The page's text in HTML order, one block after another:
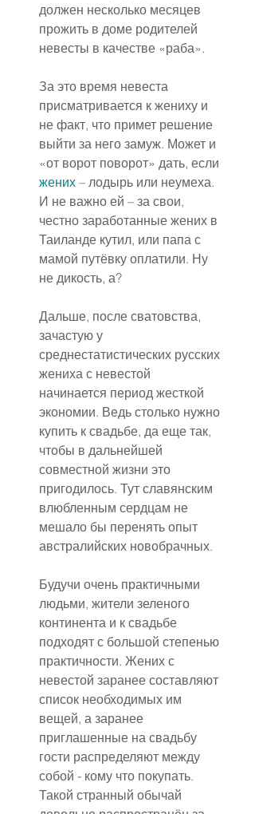
должен несколько месяцев
прожить в доме родителей
невесты в качестве «раба».
За это время невеста
присматривается к жениху и
не факт, что примет решение
выйти за него замуж. Может и
«от ворот поворот» дать, если
жених – лодырь или неумеха.
И не важно ей – за свои,
честно заработанные жених в
Таиланде кутил, или папа с
мамой путёвку оплатили. Ну
не дикость, а?
Дальше, после сватовства,
зачастую у
среднестатистических русских
жениха с невестой
начинается период жесткой
экономии. Ведь столько нужно
купить к свадьбе, да еще так,
чтобы в дальнейшей
совместной жизни это
пригодилось. Тут славянским
влюбленным сердцам не
мешало бы перенять опыт
австралийских новобрачных.
Будучи очень практичными
людьми, жители зеленого
континента и к свадьбе
подходят с большой степенью
практичности. Жених с
невестой заранее составляют
список необходимых им
вещей, а заранее
приглашенные на свадьбу
гости распределяют между
собой - кому что покупать.
Такой странный обычай